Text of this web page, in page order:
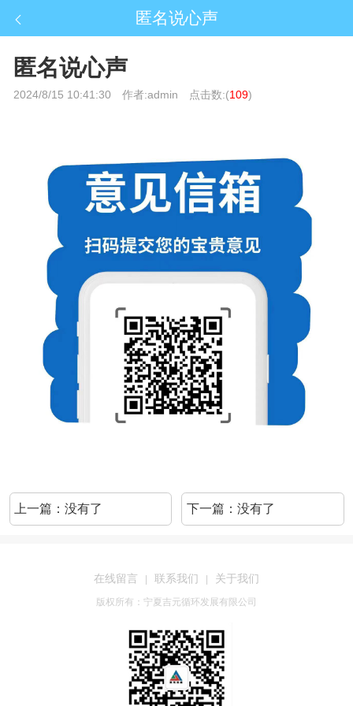
匿名说心声
匿名说心声
2024/8/15 10:41:30 作者:admin 点击数:(109)
上一篇：没有了 下一篇：没有了
在线留言 联系我们 关于我们
版权所有：宁夏吉元循环发展有限公司